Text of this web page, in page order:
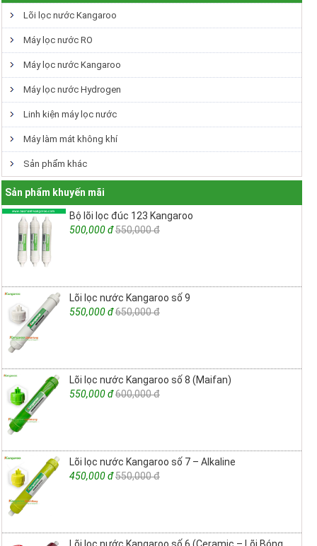
Lõi lọc nước Kangaroo
Máy lọc nước RO
Máy lọc nước Kangaroo
Máy lọc nước Hydrogen
Linh kiện máy lọc nước
Máy làm mát không khí
Sản phẩm khác
Sản phẩm khuyến mãi
Bộ lõi lọc đúc 123 Kangaroo
500,000 đ550,000 đ
Lõi lọc nước Kangaroo số 9
550,000 đ650,000 đ
Lõi lọc nước Kangaroo số 8 (Maifan)
550,000 đ600,000 đ
Lõi lọc nước Kangaroo số 7 – Alkaline
450,000 đ550,000 đ